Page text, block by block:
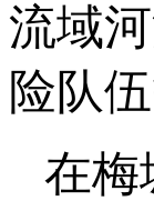
流域
险队
在梅